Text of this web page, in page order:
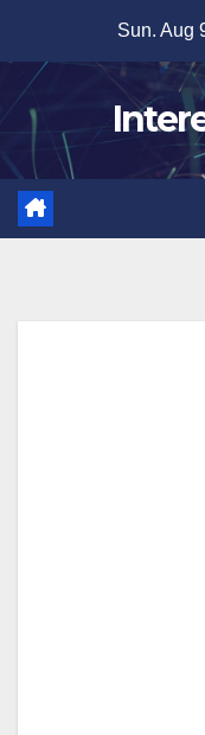
content
Sun. Aug